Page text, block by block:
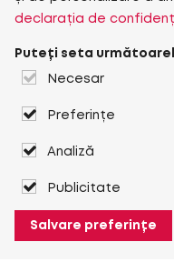
declarația de
Puteți seta
Necesar
Preferințe
Analiză
Publicitate
Salvare preferințe